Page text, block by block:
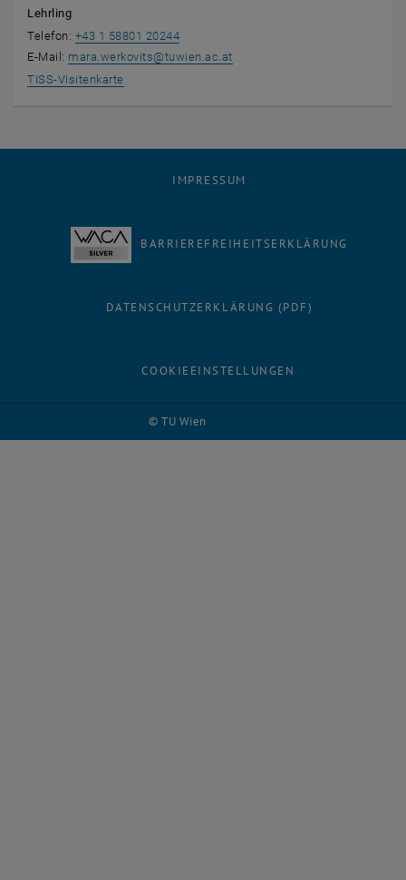
Lehrling
Telefon: +43 1 58801 20244
E-Mail: mara.werkovits@tuwien.ac.at
TISS-Visitenkarte, öffnet eine externe URL in einem neuen Fenster
© TU Wien
IMPRESSUM
BARRIEREFREIHEITSERKLÄRUNG
DATENSCHUTZERKLÄRUNG (PDF)
COOKIEEINSTELLUNGEN